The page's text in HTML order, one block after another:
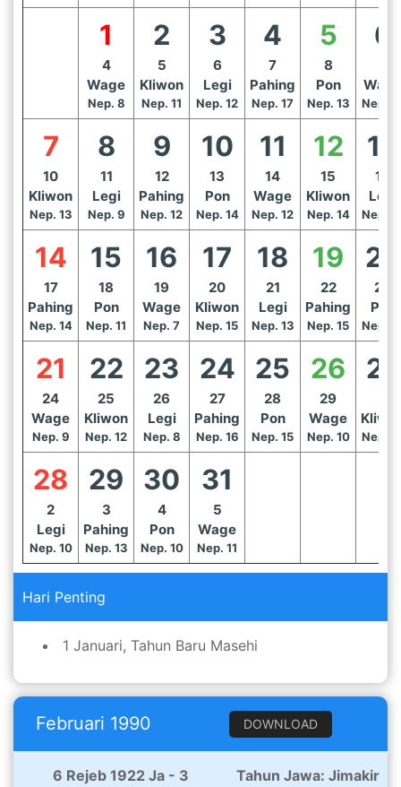
1
4
Wage
Nep. 8
2
5
Kliwon
Nep. 11
3
6
Legi
Nep. 12
4
7
Pahing
Nep. 17
5
8
Pon
Nep. 13
6
Wage
Nep.
7
10
Kliwon
Nep. 13
8
11
Legi
Nep. 9
9
12
Pahing
Nep. 12
10
13
Pon
Nep. 14
11
14
Wage
Nep. 12
12
15
Kliwon
Nep. 14
13
16
Legi
Nep.
14
17
Pahing
Nep. 14
15
18
Pon
Nep. 11
16
19
Wage
Nep. 7
17
20
Kliwon
Nep. 15
18
21
Legi
Nep. 13
19
22
Pahing
Nep. 15
20
23
Pon
Nep.
21
24
Wage
Nep. 9
22
25
Kliwon
Nep. 12
23
26
Legi
Nep. 8
24
27
Pahing
Nep. 16
25
28
Pon
Nep. 15
26
29
Wage
Nep. 10
27
Nep.
28
2
Legi
Nep. 10
29
3
Pahing
Nep. 13
30
4
Pon
Nep. 10
31
5
Wage
Nep. 11
Hari Penting
1 Januari, Tahun Baru Masehi
Februari 1990 DOWNLOAD
6 Rejeb 1922 Ja - 3
Tahun Jawa: Jimakir